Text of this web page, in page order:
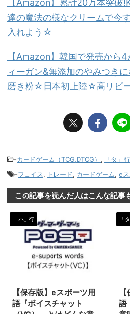
【Amazon】累計20万本突破
達の魔法の様なクリームで今
入れよう☆
【Amazon】韓国で発売から
ィーガン&無添加のやみつき
磨き粉☆日本初上陸☆高リピ
-カードゲーム（TCG,DTCG） , 「タ」行
-フェイス, トレード, カードゲーム, e
この記事を読んだ人はこんな記事
「ハ」行
【保存版】eスポーツ用
語『ボイスチャット
「
語